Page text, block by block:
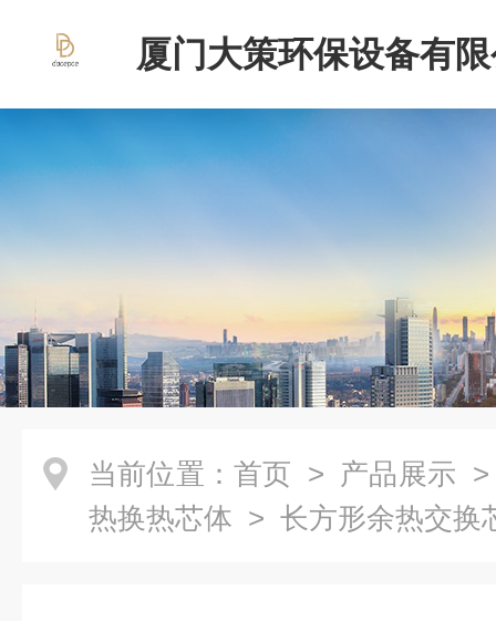
厦门大策环保设备有
当前位置： 首页 > 产品展示
热换热芯体 > 长方形余热交换